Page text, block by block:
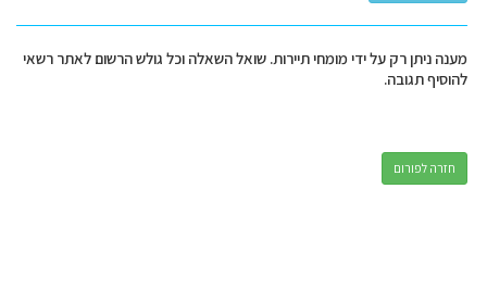
מענה ניתן רק על ידי מומחי תיירות. שואל השאלה וכל גולש הרשום לאתר רשאי
להוסיף תגובה.
חזרה לפורום